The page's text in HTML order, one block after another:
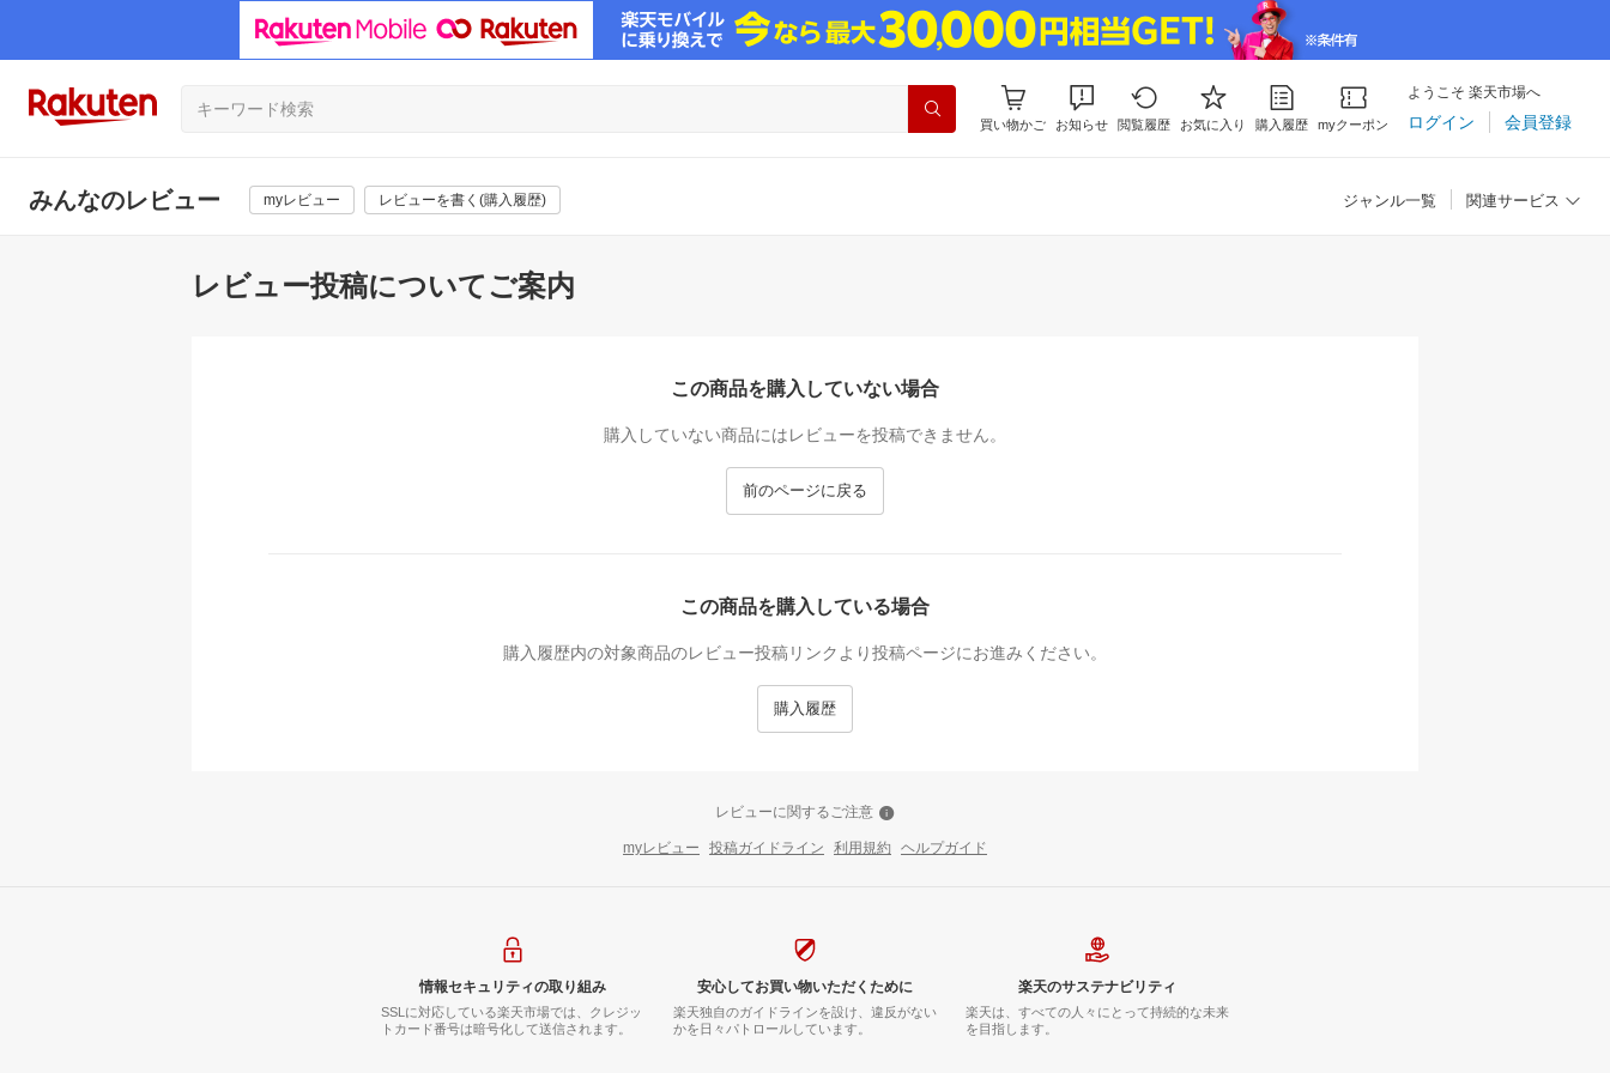
買い物かご お知らせ 閲覧履歴 お気に入り 購入履歴 myクーポン
ようこそ 楽天市場へ
ログイン 会員登録
みんなのレビュー myレビュー レビューを書く(購入履歴) ジャンル一覧 関連サービス
レビュー投稿についてご案内
この商品を購入していない場合
購入していない商品にはレビューを投稿できません。
前のページに戻る
この商品を購入している場合
購入履歴内の対象商品のレビュー投稿リンクより投稿ページにお進みください。
購入履歴
レビューに関するご注意
myレビュー 投稿ガイドライン 利用規約 ヘルプガイド
情報セキュリティの取り組み
SSLに対応している楽天市場では、クレジッ
トカード番号は暗号化して送信されます。
安心してお買い物いただくために
楽天独自のガイドラインを設け、違反がない
かを日々パトロールしています。
楽天のサステナビリティ
楽天は、すべての人々にとって持続的な未来
を目指します。